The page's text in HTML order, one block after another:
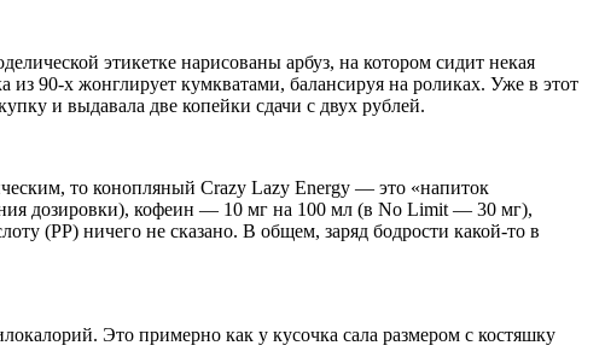
этикетке нарисованы арбуз, на котором сидит некая
90-х жонглирует кумкватами, балансируя на роликах. Уже в этот
и выдавала две копейки сдачи с двух рублей.
то конопляный Crazy Lazy Energy — это «напиток
дозировки), кофеин — 10 мг на 100 мл (в No Limit — 30 мг),
ничего не сказано. В общем, заряд бодрости какой-то в
Это примерно как у кусочка сала размером с костяшку